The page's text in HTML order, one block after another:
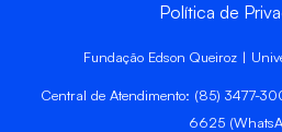
Política de
Fundação Edson Queiroz |
Central de Atendimento: (85) 3477-
6625